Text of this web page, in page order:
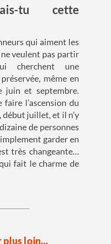
tu cette
qui aiment les
veulent pas partir
cherchent une
même en
juin et septembre.
faire l’ascension du
début juillet, et il n’y
de personnes
garder en
très changeante…
fait le charme de
loin...